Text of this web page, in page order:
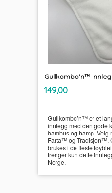
Pris
149,00mva.
Gullkombo’n™ er et
innlegg med den gode
bambus og hamp. Velg
Farta™ og Tradisjon™.
brukes i de fleste
trenger kun dette
Norge.